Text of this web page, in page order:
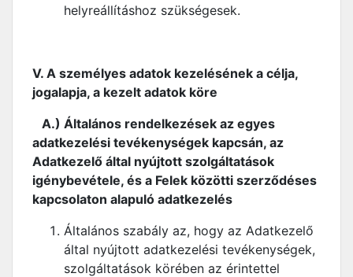
helyreállításhoz szükségesek.
V. A személyes adatok kezelésének a célja,
jogalapja, a kezelt adatok köre
A.) Általános rendelkezések az egyes
adatkezelési tevékenységek kapcsán, az
Adatkezelő által nyújtott szolgáltatások
igénybevétele, és a Felek közötti szerződéses
kapcsolaton alapuló adatkezelés
Általános szabály az, hogy az Adatkezelő
által nyújtott adatkezelési tevékenységek,
szolgáltatások körében az érintettel